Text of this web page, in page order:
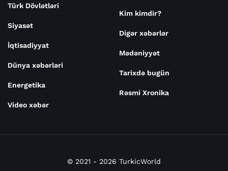
Türk Dövlətləri
Siyasət
İqtisadiyyat
Dünya xəbərləri
Energetika
Video xəbər
Kim kimdir?
Digər xəbərlər
Mədəniyyət
Tarixdə bugün
Rəsmi Xronika
© 2021 - 2026 TurkicWorld